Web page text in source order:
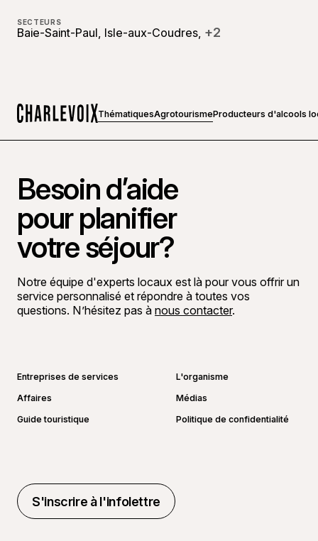
SECTEURS
Baie-Saint-Paul, Isle-aux-Coudres, +2
ThématiquesAgrotourismeProducteurs d'alcools
Besoin d’aide
pour planifier
votre séjour?
Notre équipe d'experts locaux est là pour vous offrir un
service personnalisé et répondre à toutes vos
questions. N’hésitez pas à nous contacter.
Entreprises de services
L'organisme
Affaires
Médias
Guide touristique
Politique de confidentialité
S'inscrire à l'infolettre
S'inscrire à l'infolettre